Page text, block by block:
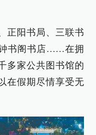
正阳书局、三联书
书阁书店……在拥
多家公共图书馆的
在假期尽情享受无